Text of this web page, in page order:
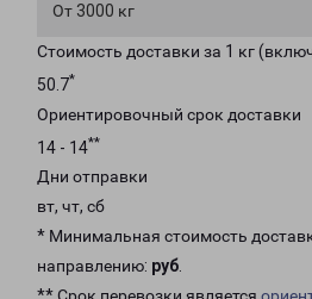
От 3000 кг
Стоимость доставки за 1 кг
50.7*
Ориентировочный срок доставки
14 - 14**
Дни отправки
вт, чт, сб
* Минимальная стоимость
направлению: руб.